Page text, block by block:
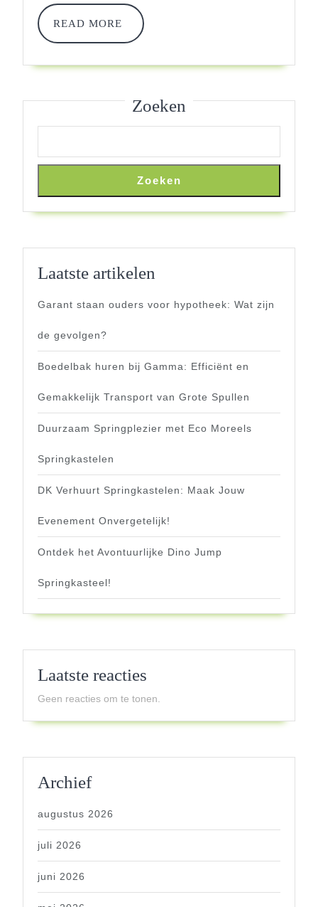
READ MORE
READ
MORE
Zoeken
Zoeken
Laatste artikelen
Garant staan ouders voor hypotheek: Wat zijn
de gevolgen?
Boedelbak huren bij Gamma: Efficiënt en
Gemakkelijk Transport van Grote Spullen
Duurzaam Springplezier met Eco Moreels
Springkastelen
DK Verhuurt Springkastelen: Maak Jouw
Evenement Onvergetelijk!
Ontdek het Avontuurlijke Dino Jump
Springkasteel!
Laatste reacties
Geen reacties om te tonen.
Archief
augustus 2026
juli 2026
juni 2026